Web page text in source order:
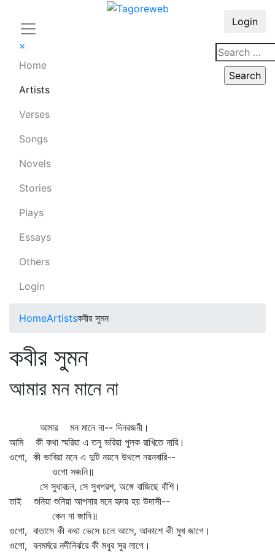
×
Home
Artists
Verses
Songs
Novels
Stories
Plays
Essays
Others
Login
Login
HomeArtistsকবীর সুমন
কবীর সুমন
আমার মন মানে না
আমার মন মানে না-- দিনরজনী।
আমি কী কথা স্মরিয়া এ তনু ভরিয়া পুলক রাখিতে নারি।
ওগো, কী ভাবিয়া মনে এ দুটি নয়নে উথলে নয়নবারি--
ওগো সজনি॥
সে সুধাবচন, সে সুখপরশ, অঙ্গে বাজিছে বাঁশি।
তাই শুনিয়া শুনিয়া আপনার মনে হৃদয় হয় উদাসী--
কেন না জানি॥
ওগো, বাতাসে কী কথা ভেসে চলে আসে, আকাশে কী মুখ জাগে।
ওগো, বনমর্মরে নদীনির্ঝরে কী মধুর সুর লাগে।